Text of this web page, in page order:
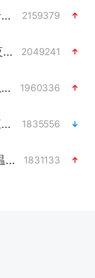
白海豚对华东华北影响会大于巴威 2159379
浙江近300条预警生效中 今夜大部暴雨 2049241
独闯南太行的失联女生最后轨迹已确认 1960336
全球最大级别运输船通过长江大桥 1835556
香港刷新1884年以来最高气温纪录 1831133